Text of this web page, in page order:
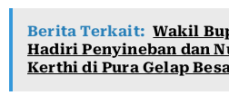
Berita Terkait: Wakil
Hadiri Penyineban dan
Kerthi di Pura Gelap